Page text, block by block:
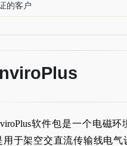
的客户
软件包是一个电磁
于架空交直流传输线电气